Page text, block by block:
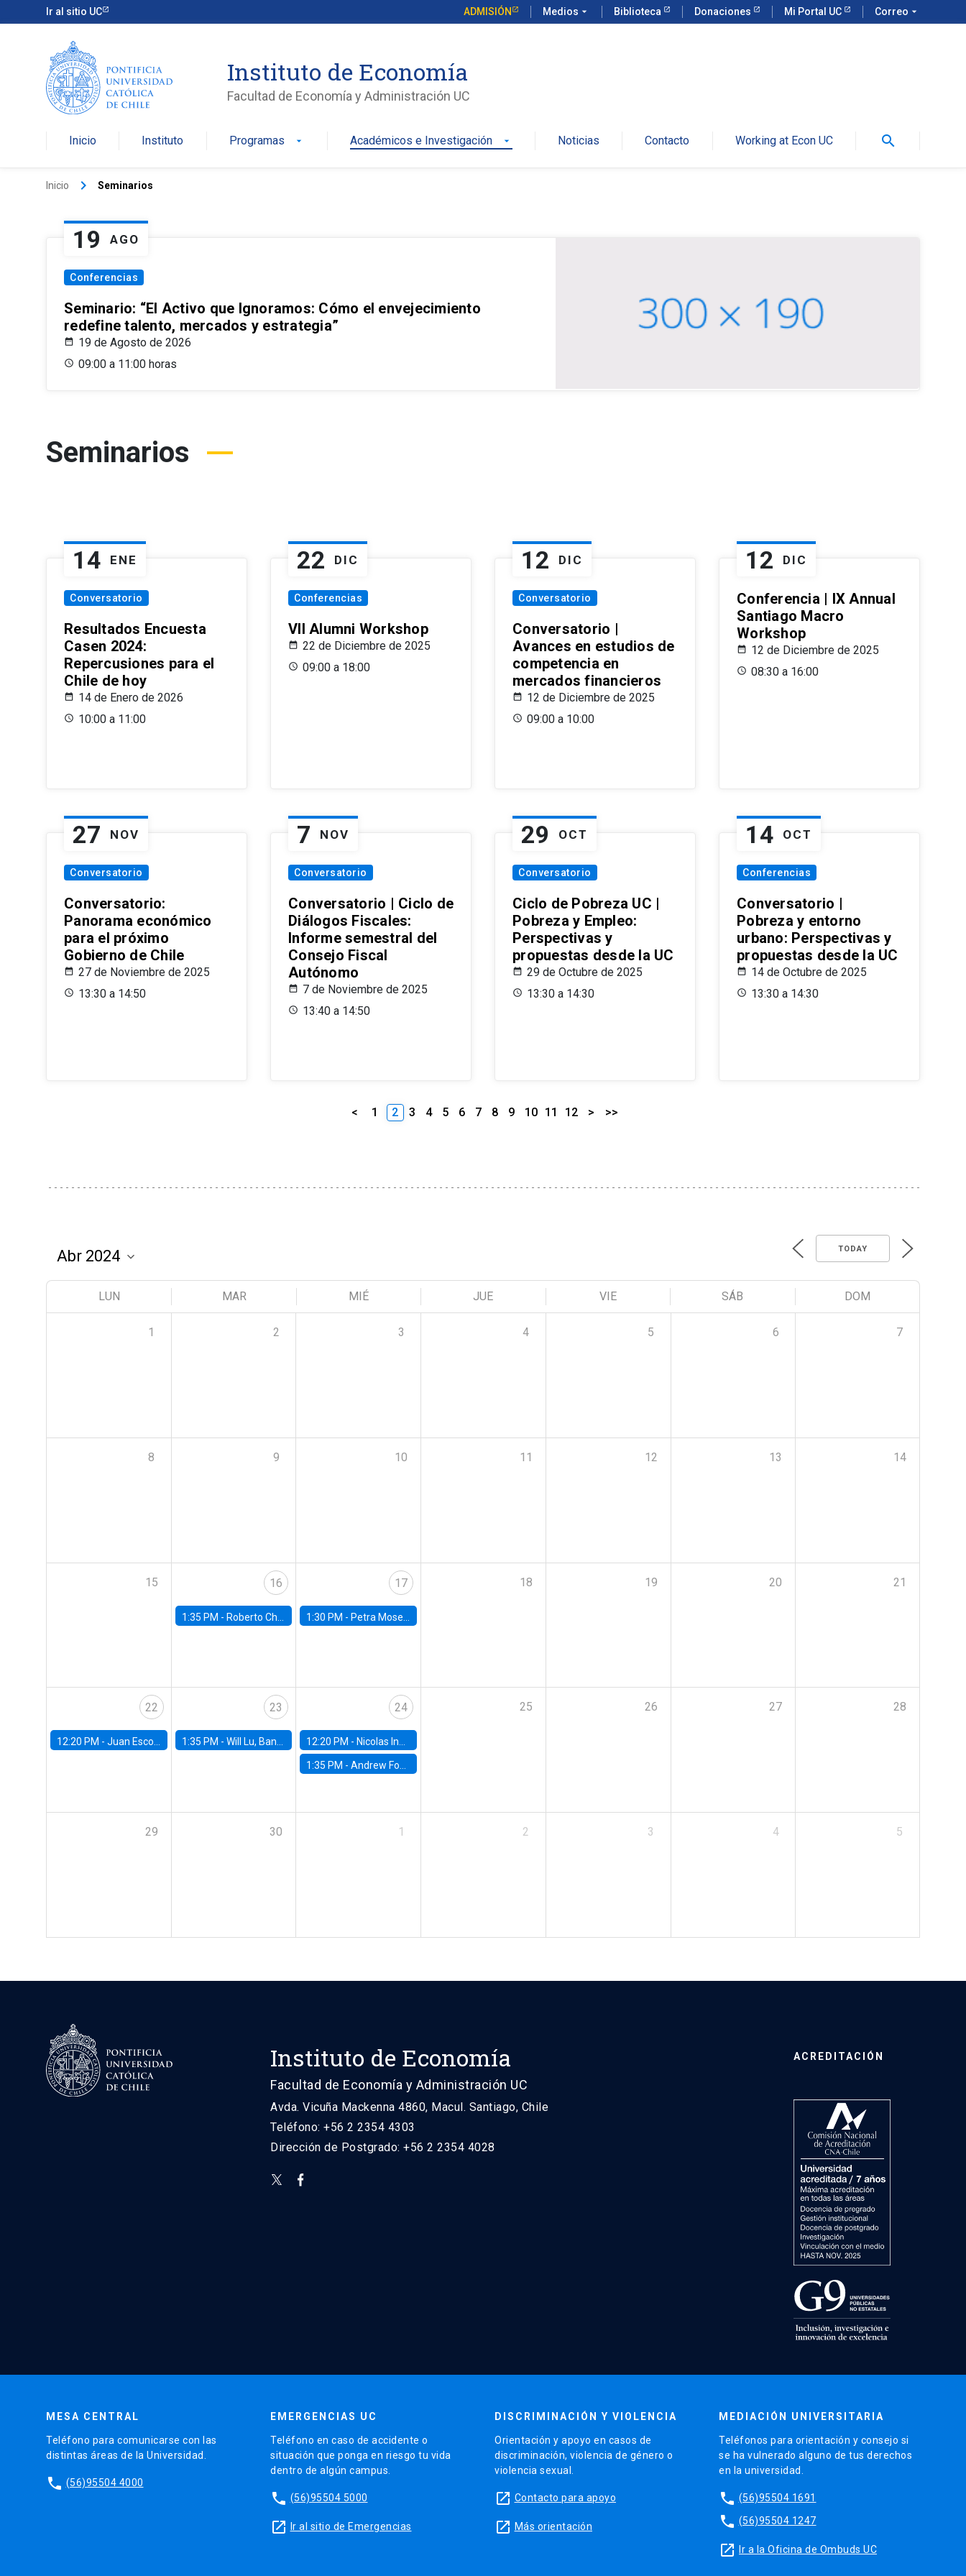
Ir al sitio UC ADMISIÓN Medios arrow_drop_down Biblioteca Donaciones Mi Portal UC Correo arrow_drop_down
Instituto de Economía
Facultad de Economía y Administración UC
Inicio Instituto Programas arrow_drop_down Académicos e Investigación arrow_drop_down Noticias Contacto Working at Econ UC search
Inicio keyboard_arrow_right Seminarios
19 AGO
Conferencias
Seminario: “El Activo que Ignoramos: Cómo el envejecimiento
redefine talento, mercados y estrategia”
19 de Agosto de 2026
09:00 a 11:00 horas
Seminarios
14 ENE
Conversatorio
Resultados Encuesta
Casen 2024:
Repercusiones para el
Chile de hoy
14 de Enero de 2026
10:00 a 11:00
22 DIC
Conferencias
VII Alumni Workshop
22 de Diciembre de 2025
09:00 a 18:00
12 DIC
Conversatorio
Conversatorio |
Avances en estudios de
competencia en
mercados financieros
12 de Diciembre de 2025
09:00 a 10:00
12 DIC
Conferencia | IX Annual
Santiago Macro
Workshop
12 de Diciembre de 2025
08:30 a 16:00
27 NOV
Conversatorio
Conversatorio:
Panorama económico
para el próximo
Gobierno de Chile
27 de Noviembre de 2025
13:30 a 14:50
7 NOV
Conversatorio
Conversatorio | Ciclo de
Diálogos Fiscales:
Informe semestral del
Consejo Fiscal
Autónomo
7 de Noviembre de 2025
13:40 a 14:50
29 OCT
Conversatorio
Ciclo de Pobreza UC |
Pobreza y Empleo:
Perspectivas y
propuestas desde la UC
29 de Octubre de 2025
13:30 a 14:30
14 OCT
Conferencias
Conversatorio |
Pobreza y entorno
urbano: Perspectivas y
propuestas desde la UC
14 de Octubre de 2025
13:30 a 14:30
< 1 2 3 4 5 6 7 8 9 10 11 12 > >>
TODAY
LUN MAR MIÉ JUE VIE SÁB DOM
1 2 3 4 5 6 7
8 9 10 11 12 13 14
15 16
1:35 PM - Roberto Chang, Rutgers University
17
1:30 PM - Petra Moser, NYU Stern
18 19 20 21
22
12:20 PM - Juan Escobar, Universidad de Chile
23
1:35 PM - Will Lu, Banco Central de Chile
24
12:20 PM - Nicolas Inostroza, Rotman School of Management, University of Toronto
1:35 PM -Andrew Foster, Brown University
25 26 27 28
29 30 1 2 3 4 5
Instituto de Economía
Facultad de Economía y Administración UC
Avda. Vicuña Mackenna 4860, Macul. Santiago, Chile
Teléfono: +56 2 2354 4303
Dirección de Postgrado: +56 2 2354 4028
ACREDITACIÓN
MESA CENTRAL
Teléfono para comunicarse con las
distintas áreas de la Universidad.
phone (56)95504 4000
EMERGENCIAS UC
Teléfono en caso de accidente o
situación que ponga en riesgo tu vida
dentro de algún campus.
phone (56)95504 5000
launch Ir al sitio de Emergencias
DISCRIMINACIÓN Y VIOLENCIA
Orientación y apoyo en casos de
discriminación, violencia de género o
violencia sexual.
launch Contacto para apoyo
launch Más orientación
MEDIACIÓN UNIVERSITARIA
Teléfonos para orientación y consejo si
se ha vulnerado alguno de tus derechos
en la universidad.
phone (56)95504 1691
phone (56)95504 1247
launch Ir a la Oficina de Ombuds UC